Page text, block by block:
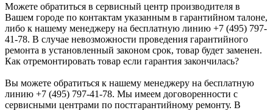
Можете обратиться в сервисный центр производителя в
Вашем городе по контактам указанным в гарантийном талоне,
либо к нашему менеджеру на бесплатную линию +7 (495) 797-
41-78. В случае невозможности проведения гарантийного
ремонта в установленный законом срок, товар будет заменен.
Как отремонтировать товар если гарантия закончилась?
Вы можете обратиться к нашему менеджеру на бесплатную
линию +7 (495) 797-41-78. Мы имеем договоренности с
сервисными центрами по постгарантийному ремонту. В